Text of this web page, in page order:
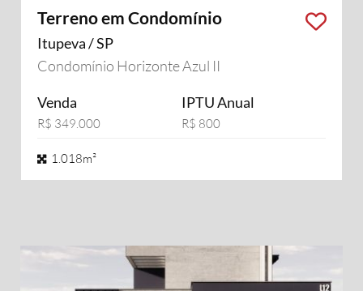
Terreno em Condomínio
Itupeva / SP
Condomínio Horizonte Azul II
Venda
R$ 349.000
IPTU Anual
R$ 800
1.018m²